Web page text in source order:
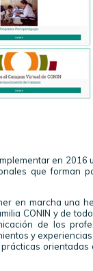
en
que forman
en marcha una
CONIN y de
de los
y